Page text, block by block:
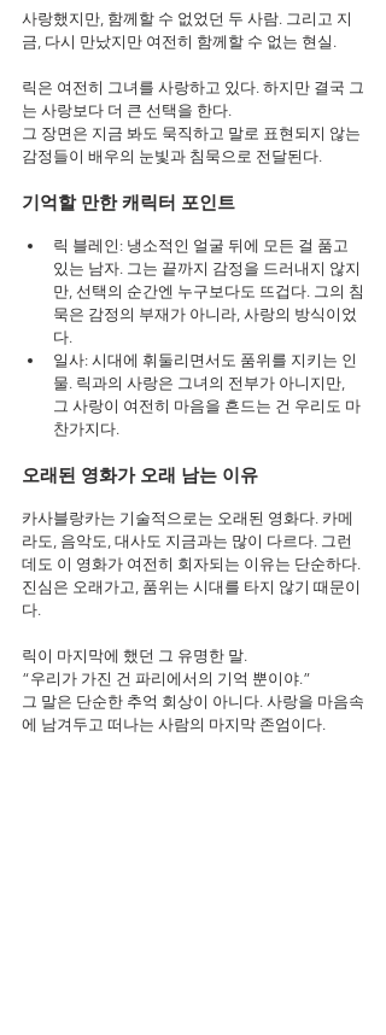
사랑했지만, 함께할 수 없었던 두 사람. 그리고 지
금, 다시 만났지만 여전히 함께할 수 없는 현실.
릭은 여전히 그녀를 사랑하고 있다. 하지만 결국 그
는 사랑보다 더 큰 선택을 한다.
그 장면은 지금 봐도 묵직하고 말로 표현되지 않는
감정들이 배우의 눈빛과 침묵으로 전달된다.
기억할 만한 캐릭터 포인트
릭 블레인: 냉소적인 얼굴 뒤에 모든 걸 품고
있는 남자. 그는 끝까지 감정을 드러내지 않지
만, 선택의 순간엔 누구보다도 뜨겁다. 그의 침
묵은 감정의 부재가 아니라, 사랑의 방식이었
다.
일사: 시대에 휘둘리면서도 품위를 지키는 인
물. 릭과의 사랑은 그녀의 전부가 아니지만,
그 사랑이 여전히 마음을 흔드는 건 우리도 마
찬가지다.
오래된 영화가 오래 남는 이유
카사블랑카는 기술적으로는 오래된 영화다. 카메
라도, 음악도, 대사도 지금과는 많이 다르다. 그런
데도 이 영화가 여전히 회자되는 이유는 단순하다.
진심은 오래가고, 품위는 시대를 타지 않기 때문이
다.
릭이 마지막에 했던 그 유명한 말.
“우리가 가진 건 파리에서의 기억 뿐이야.”
그 말은 단순한 추억 회상이 아니다. 사랑을 마음속
에 남겨두고 떠나는 사람의 마지막 존엄이다.